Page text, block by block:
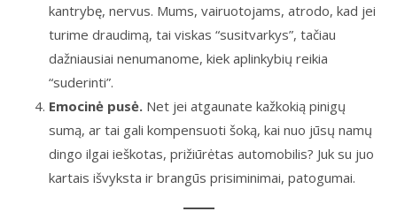
kantrybę, nervus. Mums, vairuotojams, atrodo, kad jei
turime draudimą, tai viskas “susitvarkys”, tačiau
dažniausiai nenumanome, kiek aplinkybių reikia
“suderinti”.
Emocinė pusė. Net jei atgaunate kažkokią pinigų
sumą, ar tai gali kompensuoti šoką, kai nuo jūsų namų
dingo ilgai ieškotas, prižiūrėtas automobilis? Juk su juo
kartais išvyksta ir brangūs prisiminimai, patogumai.